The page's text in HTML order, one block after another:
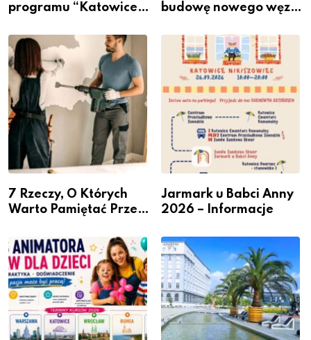
programu “Katowice
– nabór dla
przedsiębiorców
budowę nowego węzła
Podlesiu
7 Rzeczy, O Których
Warto Pamiętać Przed
Jarmark u Babci Anny
2026 – Informacje